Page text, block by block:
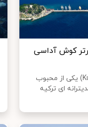
کوش آداسی
کوش آداسی (Kusadasi) یکی از محبوب
ای ترکیه